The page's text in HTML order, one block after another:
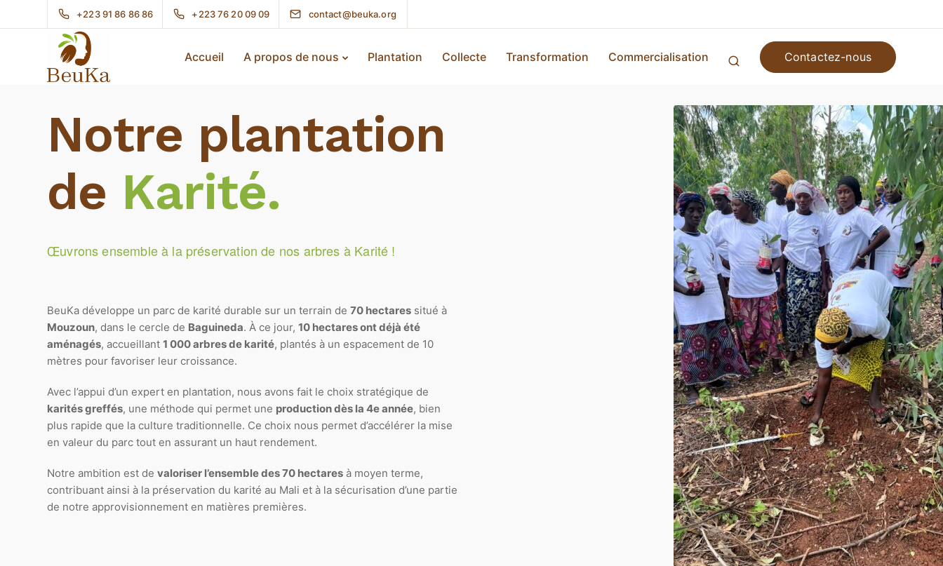
+223 91 86 86 86 +223 76 20 09 09 contact@beuka.org
Accueil A propos de nous Plantation Collecte Transformation Commercialisation Contactez-nous
Notre plantation
de Karité.
Œuvrons ensemble à la préservation de nos arbres à Karité !
BeuKa développe un parc de karité durable sur un terrain de 70 hectares situé à
Mouzoun, dans le cercle de Baguineda. À ce jour, 10 hectares ont déjà été
aménagés, accueillant 1 000 arbres de karité, plantés à un espacement de 10
mètres pour favoriser leur croissance.
Avec l’appui d’un expert en plantation, nous avons fait le choix stratégique de
karités greffés, une méthode qui permet une production dès la 4e année, bien
plus rapide que la culture traditionnelle. Ce choix nous permet d’accélérer la mise
en valeur du parc tout en assurant un haut rendement.
Notre ambition est de valoriser l’ensemble des 70 hectares à moyen terme,
contribuant ainsi à la préservation du karité au Mali et à la sécurisation d’une partie
de notre approvisionnement en matières premières.